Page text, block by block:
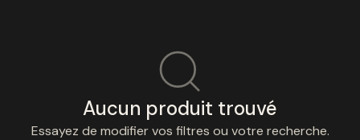
Aucun produit trouvé
Essayez de modifier vos filtres ou votre recherche.